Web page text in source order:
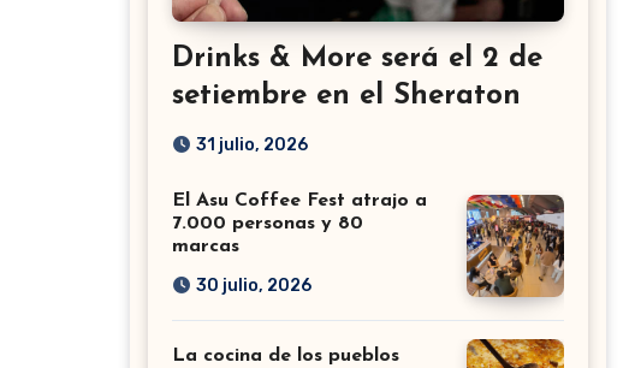
Drinks & More será el 2 de
setiembre en el Sheraton
31 julio, 2026
El Asu Coffee Fest atrajo a
7.000 personas y 80
marcas
30 julio, 2026
La cocina de los pueblos